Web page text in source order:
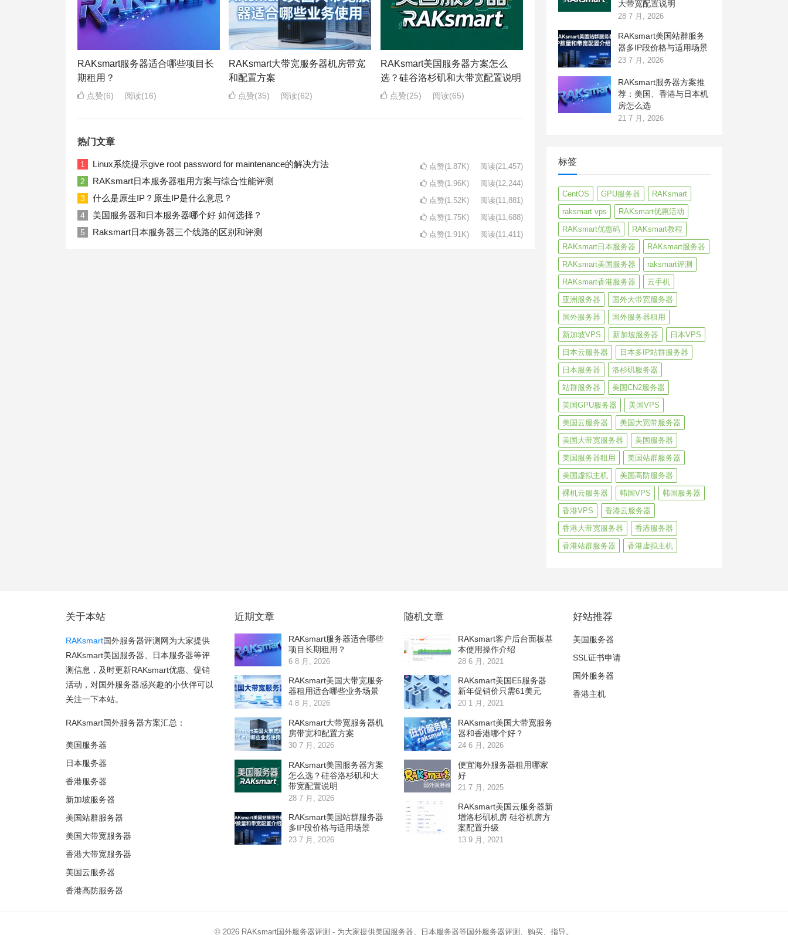
RAKsmart服务器适合哪些项目长
期租用？
点赞(6) 阅读(16)
RAKsmart大带宽服务器机房带宽
和配置方案
点赞(35) 阅读(62)
RAKsmart美国服务器方案怎么
选？硅谷洛杉矶和大带宽配置说明
点赞(25) 阅读(65)
热门文章
1 Linux系统提示give root password for maintenance的解决方法 点赞(1.87K) 阅读(21,457)
2 RAKsmart日本服务器租用方案与综合性能评测 点赞(1.96K) 阅读(12,244)
3 什么是原生IP？原生IP是什么意思？ 点赞(1.52K) 阅读(11,881)
4 美国服务器和日本服务器哪个好 如何选择？ 点赞(1.75K) 阅读(11,688)
5 Raksmart日本服务器三个线路的区别和评测 点赞(1.91K) 阅读(11,411)
大带宽配置说明
28 7 月, 2026
RAKsmart美国站群服务
器多IP段价格与适用场景
23 7 月, 2026
RAKsmart服务器方案推
荐：美国、香港与日本机
房怎么选
21 7 月, 2026
标签
CentOS GPU服务器
RAKsmart
raksmart vps
RAKsmart优惠活动
RAKsmart优惠码
RAKsmart教程
RAKsmart日本服务器
RAKsmart服务器
RAKsmart美国服务器
raksmart评测
RAKsmart香港服务器
云手机
亚洲服务器
国外大带宽服务器
国外服务器
国外服务器租用
新加坡VPS
新加坡服务器
日本VPS
日本云服务器
日本多IP站群服务器
日本服务器
洛杉矶服务器
站群服务器
美国CN2服务器
美国GPU服务器
美国VPS
美国云服务器
美国大宽带服务器
美国大带宽服务器
美国服务器
美国服务器租用
美国站群服务器
美国虚拟主机
美国高防服务器
裸机云服务器
韩国VPS
韩国服务器
香港VPS
香港云服务器
香港大带宽服务器
香港服务器
香港站群服务器
香港虚拟主机
关于本站
RAKsmart国外服务器评测网为大家提供
RAKsmart美国服务器、日本服务器等评
测信息，及时更新RAKsmart优惠、促销
活动，对国外服务器感兴趣的小伙伴可以
关注一下本站。
RAKsmart国外服务器方案汇总：
美国服务器
日本服务器
香港服务器
新加坡服务器
美国站群服务器
美国大带宽服务器
香港大带宽服务器
美国云服务器
香港高防服务器
近期文章
RAKsmart服务器适合哪些
项目长期租用？
6 8 月, 2026
RAKsmart美国大带宽服务
器租用适合哪些业务场景
4 8 月, 2026
RAKsmart大带宽服务器机
房带宽和配置方案
30 7 月, 2026
RAKsmart美国服务器方案
怎么选？硅谷洛杉矶和大
带宽配置说明
28 7 月, 2026
RAKsmart美国站群服务器
多IP段价格与适用场景
23 7 月, 2026
随机文章
RAKsmart客户后台面板基
本使用操作介绍
28 6 月, 2021
RAKsmart美国E5服务器
新年促销价只需61美元
20 1 月, 2021
RAKsmart美国大带宽服务
器和香港哪个好？
24 6 月, 2026
便宜海外服务器租用哪家
好
21 7 月, 2025
RAKsmart美国云服务器新
增洛杉矶机房 硅谷机房方
案配置升级
13 9 月, 2021
好站推荐
美国服务器
SSL证书申请
国外服务器
香港主机
© 2026 RAKsmart国外服务器评测 - 为大家提供美国服务器、日本服务器等国外服务器评测、购买、指导。